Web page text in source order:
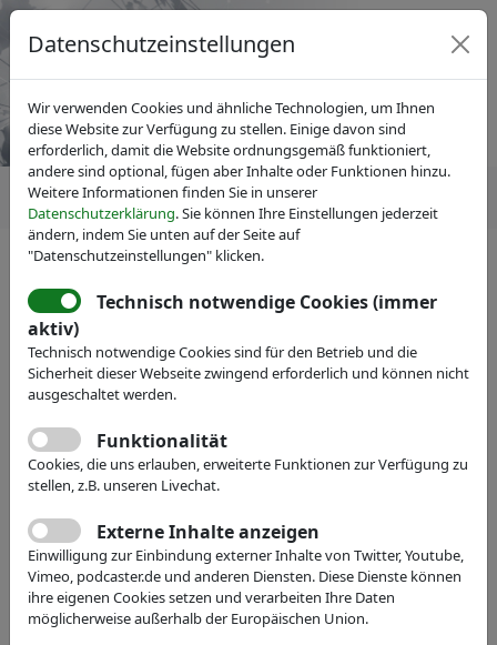
IVAM Fachverband für Mikrotechnik
Pressemitteilungen
Mikrotechnik macht die Welt
smarter: IVAM Hightech
Summit zeigt Innovationen für
die Digitalisierung
Datenschutzeinstellungen
Wir verwenden Cookies und ähnliche Technologien, um Ihnen
diese Website zur Verfügung zu stellen. Einige davon sind
erforderlich, damit die Website ordnungsgemäß funktioniert,
andere sind optional, fügen aber Inhalte oder Funktionen hinzu.
Weitere Informationen finden Sie in unserer
Datenschutzerklärung. Sie können Ihre Einstellungen jederzeit
ändern, indem Sie unten auf der Seite auf
"Datenschutzeinstellungen" klicken.
Technisch notwendige Cookies (immer
aktiv)
Technisch notwendige Cookies sind für den Betrieb und die
Sicherheit dieser Webseite zwingend erforderlich und können nicht
ausgeschaltet werden.
Funktionalität
Cookies, die uns erlauben, erweiterte Funktionen zur Verfügung zu
stellen, z.B. unseren Livechat.
Externe Inhalte anzeigen
Einwilligung zur Einbindung externer Inhalte von Twitter, Youtube,
Vimeo, podcaster.de und anderen Diensten. Diese Dienste können
ihre eigenen Cookies setzen und verarbeiten Ihre Daten
möglicherweise außerhalb der Europäischen Union.